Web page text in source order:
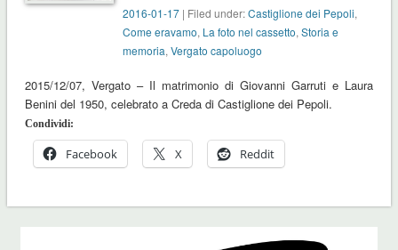
2016-01-17 | Filed under:Castiglione dei Pepoli,
Come eravamo, La foto nel cassetto,Storia e
memoria,Vergato capoluogo
2015/12/07, Vergato – Il matrimonio di Giovanni Garruti e Laura
Benini del 1950, celebrato a Creda di Castiglione dei Pepoli.
Condividi:
Facebook X Reddit